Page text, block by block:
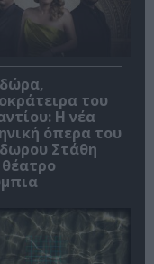
του
Η νέα
όπερα του
Στάθη